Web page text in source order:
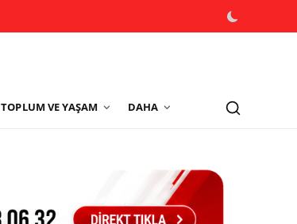
TOPLUM VE YAŞAM DAHA